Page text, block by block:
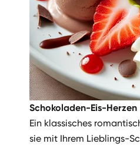
Schokoladen-Eis-Herzen
Ein klassisches
sie mit Ihrem Lieblings-